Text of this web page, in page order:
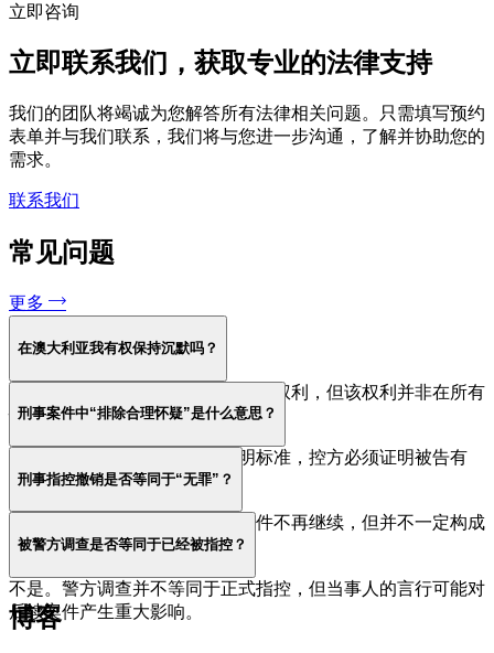
立即咨询
立即联系我们，获取专业的法律支持
我们的团队将竭诚为您解答所有法律相关问题。只需填写预约
表单并与我们联系，我们将与您进一步沟通，了解并协助您的
需求。
联系我们
常见问题
更多
在澳大利亚我有权保持沉默吗？
一般情况下，当事人有保持沉默的权利，但该权利并非在所有
情形下绝对适用。
刑事案件中“排除合理怀疑”是什么意思？
这是刑事案件中适用的最高证明标准，控方必须证明被告有
罪，且不存在合理怀疑。
刑事指控撤销是否等同于“无罪”？
不完全等同。撤销指控意味着案件不再继续，但并不一定构成
法院裁定的无罪判决。
被警方调查是否等同于已经被指控？
不是。警方调查并不等同于正式指控，但当事人的言行可能对
后续案件产生重大影响。
博客